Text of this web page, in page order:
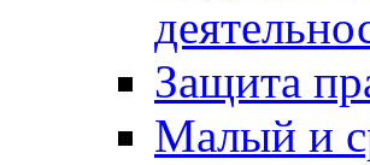
Защита
Малый и